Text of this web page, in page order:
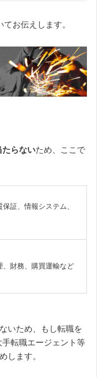
お伝えします。
たらないため、ここで
証、情報システム、
、財務、購買運輸など
いため、
もし転職を
転職エージェント等
します。